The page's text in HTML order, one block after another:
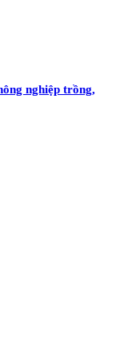
nghiệp trồng,